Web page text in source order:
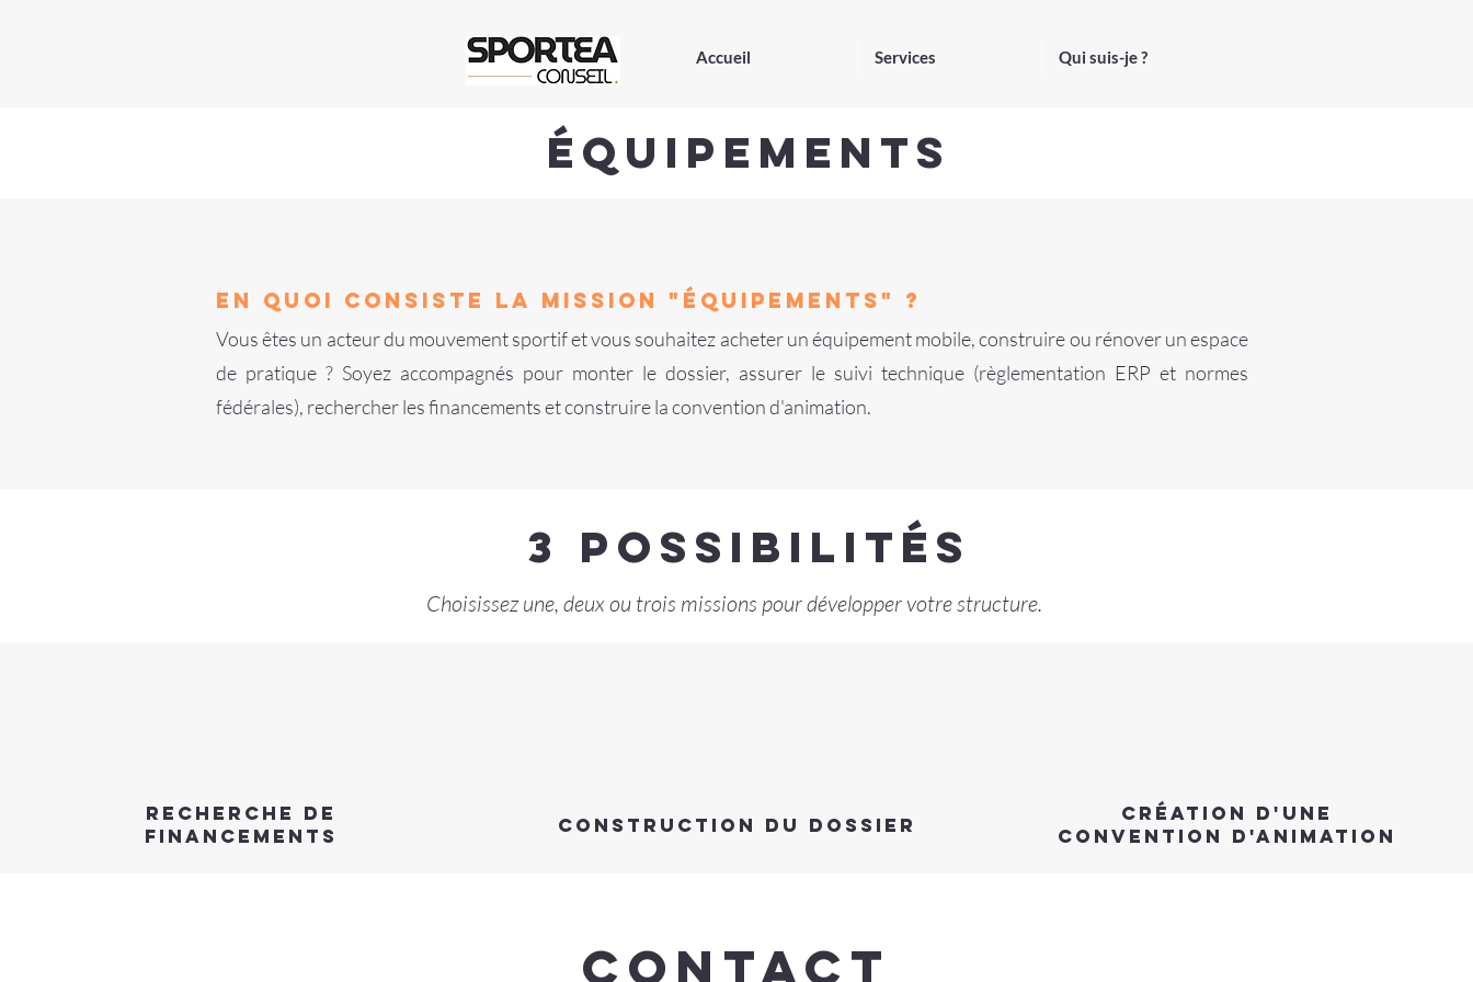
Accueil Services Qui suis-je ?
équipements
EN QUOI CONSISTE LA MISSION "ÉQUIPEMENTs" ? ​
Vous êtes un acteur du mouvement sportif et vous souhaitez acheter un équipement mobile, construire ou rénover un espace
de pratique ? Soyez accompagnés pour monter le dossier, assurer le suivi technique (règlementation ERP et normes
fédérales), rechercher les financements et construire la convention d'animation.
3 possibilités
Choisissez une, deux ou trois missions pour développer votre structure.
Recherche de
financements
construction du dossier
création d'une
convention d'animation
Contact